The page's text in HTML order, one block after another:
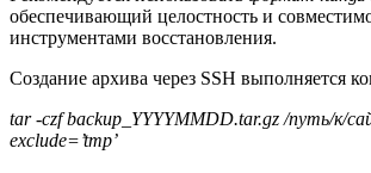
обеспечивающий целостность и
инструментами восстановления.
Создание архива через SSH выполняется
tar -czf backup_YYYYMMDD.tar.gz /путь/к/
exclude=’tmp’